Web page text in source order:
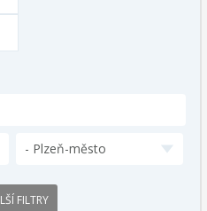
- Plzeň-město
FILTRY